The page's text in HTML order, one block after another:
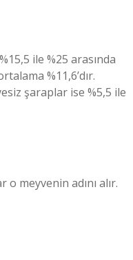
ile %25 arasında
%11,6’dır.
şaraplar ise %5,5 ile
meyvenin adını alır.